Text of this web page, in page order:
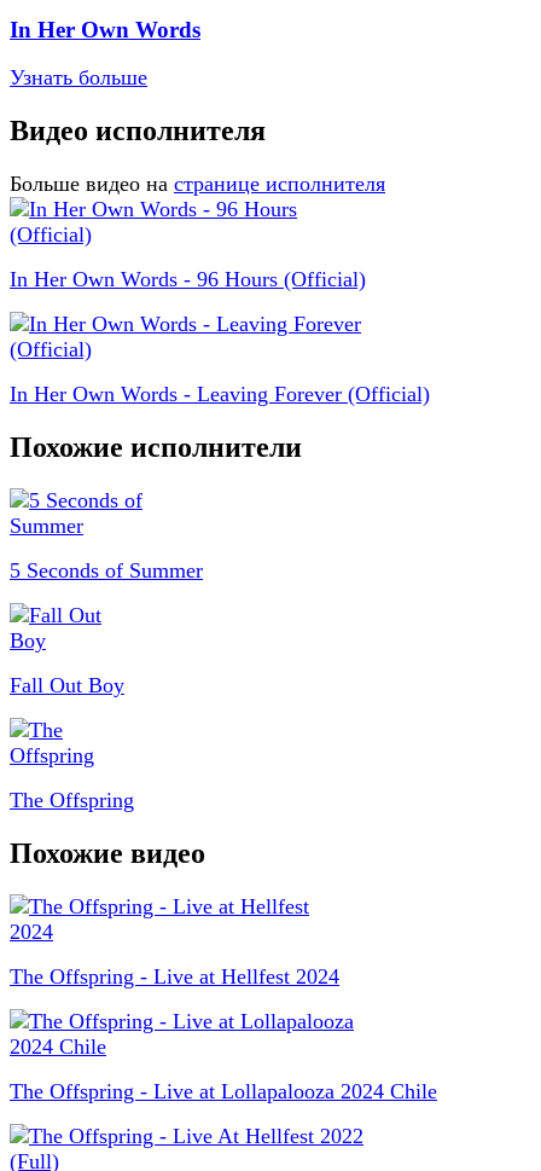
In Her Own Words
Узнать больше
Видео исполнителя
Больше видео на странице исполнителя
In Her Own Words - 96 Hours (Official)
In Her Own Words - Leaving Forever (Official)
Похожие исполнители
5 Seconds of Summer
Fall Out Boy
The Offspring
Похожие видео
The Offspring - Live at Hellfest 2024
The Offspring - Live at Lollapalooza 2024 Chile